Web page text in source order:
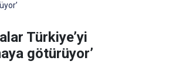
Türkiye’yi
götürüyor’